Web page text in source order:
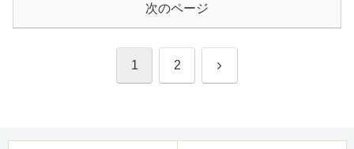
次のページ
1 2 次